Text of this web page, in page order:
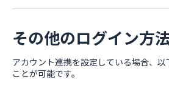
その他のログイン方
アカウント連携を設定している場合、
ことが可能です。